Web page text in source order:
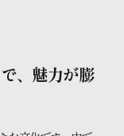
、魅力が膨